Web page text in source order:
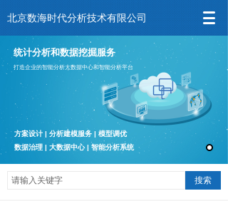
北京数海时代分析技术有限公司
统计分析和数据挖掘服务
打造企业的智能分析大数据中心和智能分析平台
方案设计 | 分析建模服务 | 模型调优
数据治理 | 大数据中心| 智能分析系统
搜索